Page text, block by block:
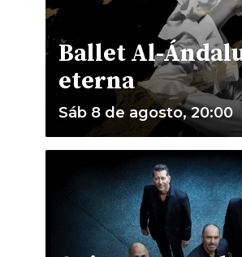
Ballet Al-
eterna
Sáb 8 de agosto, 20:00